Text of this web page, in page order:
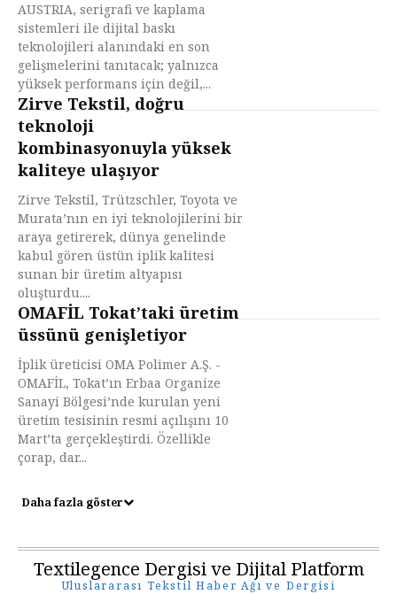
AUSTRIA, serigrafi ve kaplama
sistemleri ile dijital baskı
teknolojileri alanındaki en son
gelişmelerini tanıtacak; yalnızca
yüksek performans için değil,...
Zirve Tekstil, doğru
teknoloji
kombinasyonuyla yüksek
kaliteye ulaşıyor
Zirve Tekstil, Trützschler, Toyota ve
Murata’nın en iyi teknolojilerini bir
araya getirerek, dünya genelinde
kabul gören üstün iplik kalitesi
sunan bir üretim altyapısı
oluşturdu....
OMAFİL Tokat’taki üretim
üssünü genişletiyor
İplik üreticisi OMA Polimer A.Ş. -
OMAFİL, Tokat’ın Erbaa Organize
Sanayi Bölgesi’nde kurulan yeni
üretim tesisinin resmi açılışını 10
Mart’ta gerçekleştirdi. Özellikle
çorap, dar...
Daha fazla göster
Textilegence Dergisi ve Dijital Platform
Uluslararası Tekstil Haber Ağı ve Dergisi